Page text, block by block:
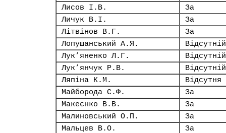
Лисов І.В.
За
Личук В.І.
За
Літвінов В.Г.
За
Лопушанський А.Я.
Відсутній
Лук’яненко Л.Г.
Відсутній
Лук’янчук Р.В.
Відсутній
Ляпіна К.М.
Відсутня
Майборода С.Ф.
За
Макеєнко В.В.
За
Малиновський О.П.
За
Мальцев В.О.
За